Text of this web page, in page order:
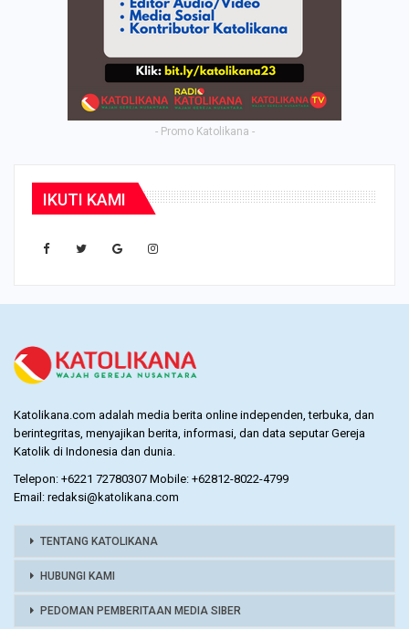
- Promo Katolikana -
IKUTI KAMI
Katolikana.com adalah media berita online independen, terbuka, dan
berintegritas, menyajikan berita, informasi, dan data seputar Gereja
Katolik di Indonesia dan dunia.
Telepon: +6221 72780307 Mobile: +62812-8022-4799
Email: redaksi@katolikana.com
TENTANG KATOLIKANA
HUBUNGI KAMI
PEDOMAN PEMBERITAAN MEDIA SIBER